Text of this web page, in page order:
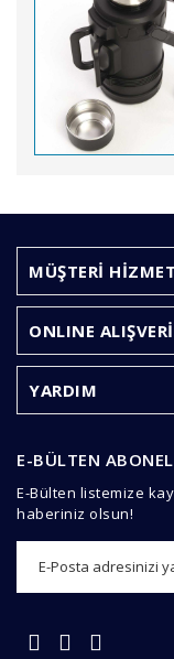
formunu
Görüş ve
Ürün resmi
Ürün
Ürün fiyatı
MÜŞTERİ
ONLINE
YARDIM
E-BÜLTEN
E-Bülten listemize
haberiniz olsun!